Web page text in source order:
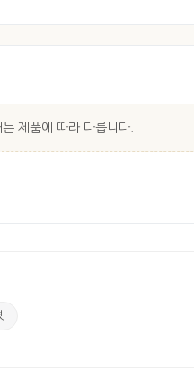
제품에 따라 다릅니다.